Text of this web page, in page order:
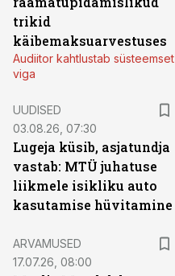
trikid
käibemaksuarvestuses
Audiitor kahtlustab süsteemset
viga
UUDISED
03.08.26, 07:30
Lugeja küsib, asjatundja
vastab: MTÜ juhatuse
liikmele isikliku auto
kasutamise hüvitamine
ARVAMUSED
17.07.26, 08:00